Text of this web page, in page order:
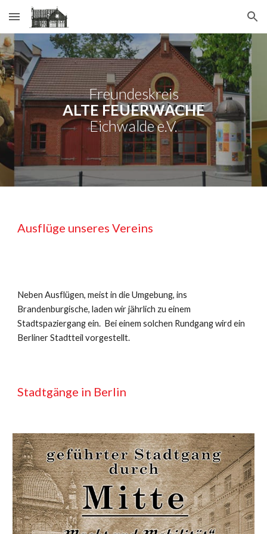
Skip to main content Skip to navigation
Freundeskreis
ALTE FEUERWACHE
Eichwalde e.V.
Ausflüge unseres Vereins
Neben Ausflügen, meist in die Umgebung, ins
Brandenburgische, laden wir jährlich zu einem
Stadtspaziergang ein. Bei einem solchen Rundgang wird ein
Berliner Stadtteil vorgestellt.
Stadtgänge in Berlin